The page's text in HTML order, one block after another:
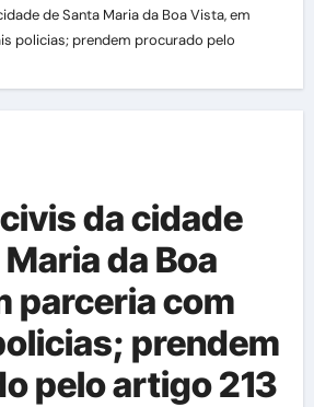
de Santa Maria da Boa Vista, em
policias; prendem procurado pelo
da cidade
da Boa
parceria com
prendem
pelo artigo 213